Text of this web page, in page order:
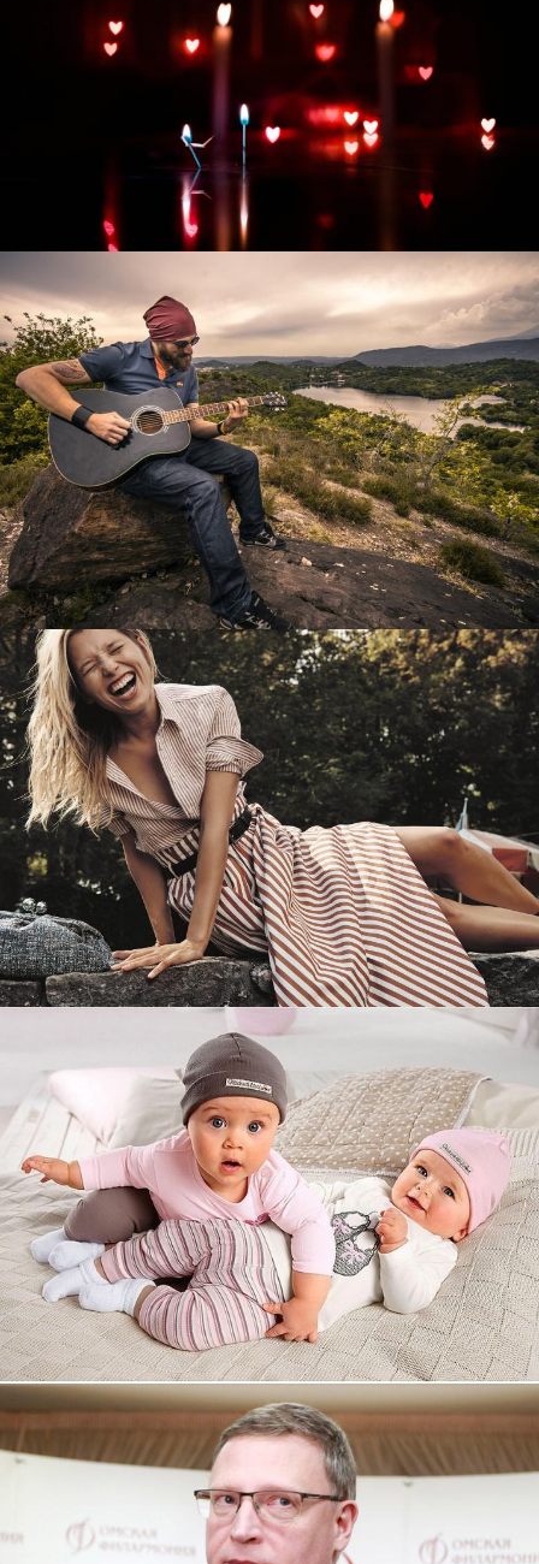
Развитие интернет-магазина "Всё для
праздника"
Смотреть проект
Перевод интернет-магазина
Guitaramania.ru на 1С-Битрикс
Смотреть проект
Имиджевый сайт для сети магазинов
Soho Project
Смотреть проект
Увеличили выручку интернет-
магазину topdatop.ru на 25%!
Смотреть проект